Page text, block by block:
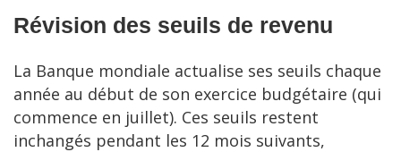
Révision des seuils de revenu
La Banque mondiale actualise ses seuils chaque
année au début de son exercice budgétaire (qui
commence en juillet). Ces seuils restent
inchangés pendant les 12 mois suivants,